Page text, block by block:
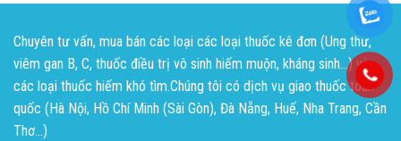
Chuyên tư vấn, mua bán các loại các loại thuốc kê đơn (Ung thư,
viêm gan B, C, thuốc điều trị vô sinh hiếm muộn, kháng sinh...) và
các loại thuốc hiếm khó tìm.Chúng tôi có dịch vụ giao thuốc toàn
quốc (Hà Nội, Hồ Chí Minh (Sài Gòn), Đà Nẵng, Huế, Nha Trang, Cần
Thơ...)